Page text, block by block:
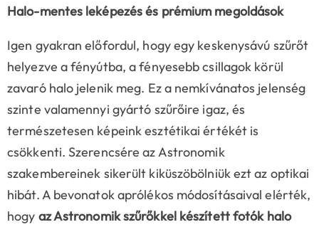
Halo-mentes leképezés és prémium megoldások
Igen gyakran előfordul, hogy egy keskenysávú szűrőt
helyezve a fényútba, a fényesebb csillagok körül
zavaró halo jelenik meg. Ez a nemkívánatos jelenség
szinte valamennyi gyártó szűrőire igaz, és
természetesen képeink esztétikai értékét is
csökkenti. Szerencsére az Astronomik
szakembereinek sikerült kiküszöbölniük ezt az optikai
hibát. A bevonatok aprólékos módosításaival elérték,
hogy az Astronomik szűrőkkel készített fotók halo